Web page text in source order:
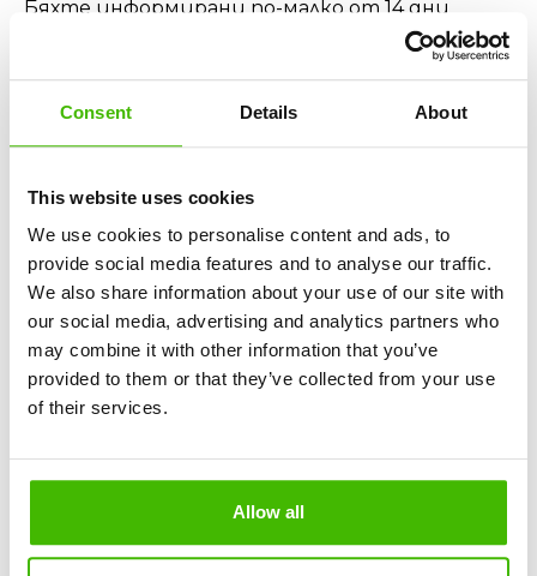
Consent Details About
This website uses cookies
We use cookies to personalise content and ads, to
provide social media features and to analyse our traffic.
We also share information about your use of our site with
our social media, advertising and analytics partners who
may combine it with other information that you’ve
provided to them or that they’ve collected from your use
of their services.
Allow all
Бяхте информирани по-малко от 14 дни
Ако тези условия са изпълнени, може да
получите до €600 обезщетение от HiSky, в
пътуването.
Полетът с HiSky Закъсна? Проверете дали
Отговаряте на Условията
За да получите обезщетение за закъснение
от HiSky, трябва да се прилагат следните
условия:
Пристигнахте на крайната си дестинация
Имахте валиден билет и се регистрирахте